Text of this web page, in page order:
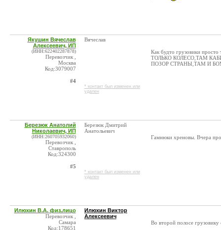
Якушин Вячеслав
Алексеевич, ИП
(ИНН:622402287878)
Перевозчик ,
Москва
Код:3079007
#4
Вячеслав
* контакт был изменен или
удален
Как будто грузовики
ТОЛЬКО КОЛЕСО,ТАМ
ПОЗОР СТРАНЫ,ТАМ И
Березюк Анатолий
Николаевич, ИП
(ИНН:260705932060)
Перевозчик ,
Ставрополь
Код:324300
#5
Березюк Дмитрий
Анатольевич
* контакт был изменен или
удален
Гамнюки хреновы. Вчера
Илюхин В.А. физ.лицо
Перевозчик ,
Самара
Код:178651
Илюхин Виктор
Алексеевич
Во второй полосе грузовику